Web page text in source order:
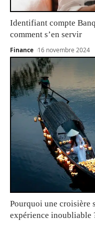
Identifiant compte
comment s’en servir
Finance 16 novembre 2024
Pourquoi une croisière
expérience inoubliable